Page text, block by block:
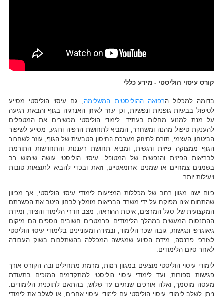
קורס עיסוי הוליסטי - מידע כללי
בדומה למכלול הרפואה ההוליסטית והמשלימה , גם עיסוי הוליסטי מסייע
לטיפול בבעיות גופניות ונפשיות, וכן עוזר לאיזון האנרגיה בגוף והבאת רגיעה
על מנת למנוע מחלות בעתיד. לימודי הוליסטי מכשירים את המטפלים
להענקת טיפול מהנה ומשחרר, המביא לתחושת הרפיה ורוגע, מסייע לשיפור
הביטחון העצמי, תורם לחיזוק מערכת החיסון הטבעית של הגוף, עוזר לשחרור
הגוף ממצוקה פיזית ורגשית, ומביא תחושת רעננות והתחדשות התורמת
לבריאות הפיזית והנפשית של המטופל. עיסוי הוליסטי עושה שימוש רב
בשמנים צמחיים או שמנים ארומאטיים, וזאת ובכדי להביא לתוצאות טובות
ויעילות יותר.
כיום ישנו מגוון רחב של מכללות המציעות לימודי עיסוי הוליסטי, אך מכיוון
שהתחום אינו מפוקח על ידי משרד הבריאות מומלץ לבחון היטב את הכשרתם
המקצועית של סגל המרצים, איכות ההוראה, מצב חדרי הלימוד והציוד, ומידת
ההתנסות המעשית במהלך הלימודים. פרמטרים חשובים נוספים הם מיקום
גיאוגרפי ונגישות, גובה שכר הלימוד, ובמידה ומעוניינים בלימודי עיסוי הוליסטי
לצורכי פרנסה, מידת הסיוע שמגישה המכללה בהשתלבות בשוק העבודה
לאחר סיום הלימודים.
לימודי עיסוי הוליסטי מוצעים במגוון רמות, מרמת מתחילים ובה הקורס אורך
פגישות ספורות, ועד לימודי עיסוי הוליסטי למתקדמים המזכים בתעודת
מעסה מוסמך, ואלה אורכים שנתיים עד שלוש, בהתאם לתוכנית הלימודים.
ניתן לשלב לימודי עיסוי הוליסטי עם לימודי עיסוי אחרים, או לשלב את לימודי